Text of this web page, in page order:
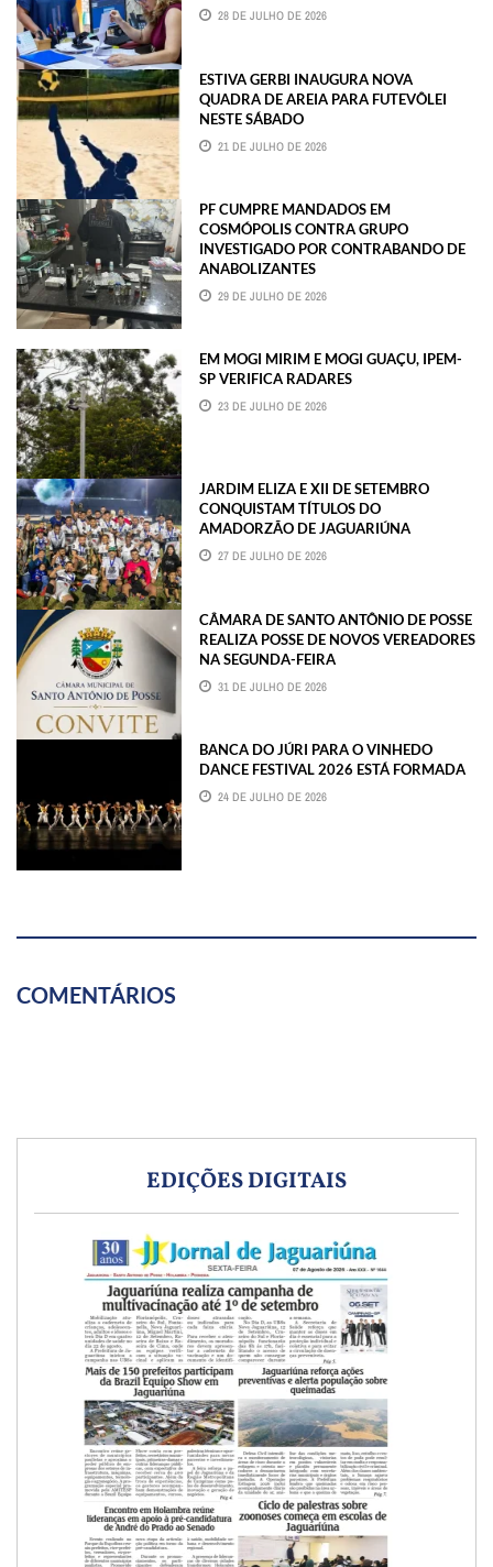
28 DE JULHO DE 2026
ESTIVA GERBI INAUGURA NOVA
QUADRA DE AREIA PARA FUTEVÔLEI
NESTE SÁBADO
21 DE JULHO DE 2026
PF CUMPRE MANDADOS EM
COSMÓPOLIS CONTRA GRUPO
INVESTIGADO POR CONTRABANDO DE
ANABOLIZANTES
29 DE JULHO DE 2026
EM MOGI MIRIM E MOGI GUAÇU, IPEM-
SP VERIFICA RADARES
23 DE JULHO DE 2026
JARDIM ELIZA E XII DE SETEMBRO
CONQUISTAM TÍTULOS DO
AMADORZÃO DE JAGUARIÚNA
27 DE JULHO DE 2026
CÂMARA DE SANTO ANTÔNIO DE POSSE
REALIZA POSSE DE NOVOS VEREADORES
NA SEGUNDA-FEIRA
31 DE JULHO DE 2026
BANCA DO JÚRI PARA O VINHEDO
DANCE FESTIVAL 2026 ESTÁ FORMADA
24 DE JULHO DE 2026
COMENTÁRIOS
EDIÇÕES DIGITAIS